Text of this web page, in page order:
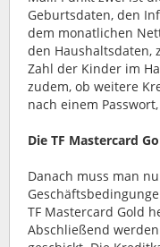
Geburtsdaten, den
dem monatlichen
den Haushaltsdaten,
Zahl der Kinder im
zudem, ob weitere
nach einem
Die TF Mastercard
Danach muss man
TF Mastercard Gold
Abschließend